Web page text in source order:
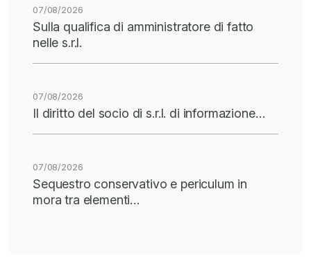
07/08/2026
Sulla qualifica di amministratore di fatto
nelle s.r.l.
07/08/2026
Il diritto del socio di s.r.l. di informazione…
07/08/2026
Sequestro conservativo e periculum in
mora tra elementi…